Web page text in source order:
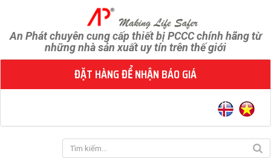
An Phát chuyên cung cấp thiết bị PCCC chính hãng từ
những nhà sản xuất uy tín trên thế giới
ĐẶT HÀNG ĐỂ NHẬN BÁO GIÁ